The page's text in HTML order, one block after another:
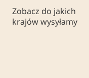
Zobacz do jakich
krajów wysyłamy